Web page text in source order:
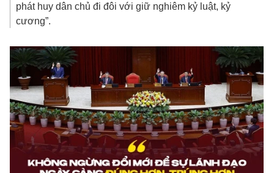
phát huy dân chủ đi đôi với giữ nghiêm kỷ luật, kỷ
cương”.